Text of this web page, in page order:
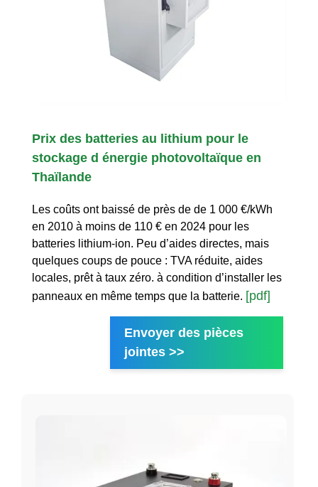
Prix des batteries au lithium pour le
stockage d énergie photovoltaïque en
Thaïlande
Les coûts ont baissé de près de de 1 000 €/kWh
en 2010 à moins de 110 € en 2024 pour les
batteries lithium-ion. Peu d’aides directes, mais
quelques coups de pouce : TVA réduite, aides
locales, prêt à taux zéro. à condition d’installer les
panneaux en même temps que la batterie. [pdf]
Envoyer des pièces
jointes >>